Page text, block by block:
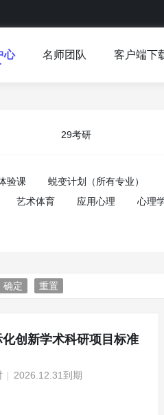
心 名师团队 客户端下
29考研
验课 蜕变计划（所有专业）
艺术体育 应用心理 心理
确定 重置
化创新学术科研项目标准
2026.12.31到期